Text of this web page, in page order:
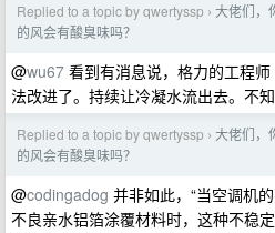
Replied to a topic by qwertyssp › 大佬们，
的风会有酸臭味吗？
@wu67 看到有消息说，格力的工程
法改进了。持续让冷凝水流出去。不
Replied to a topic by qwertyssp › 大佬们，
的风会有酸臭味吗？
@codingadog 并非如此，“当空调机
不良亲水铝箔涂覆材料时，这种不稳